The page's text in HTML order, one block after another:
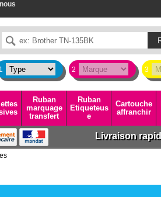
1 2 3
Ruban
marquage
transfert
Ruban
Etiqueteus
e
Cartouche
affranchir
Livraison